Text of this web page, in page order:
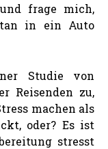
frage mich,
in ein Auto
Studie von
Reisenden zu,
machen als
oder? Es ist
stresst